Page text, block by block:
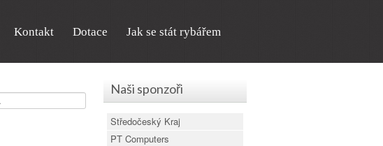
Kontakt Dotace Jak se stát rybářem
Naši sponzoři
Středočeský Kraj
PT Computers